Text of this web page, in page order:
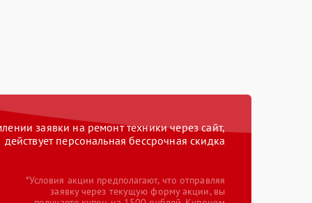
заявки на ремонт техники через сайт,
действует персональная бессрочная скидка
*Условия акции предполагают, что отправляя
заявку через текущую форму акции, вы